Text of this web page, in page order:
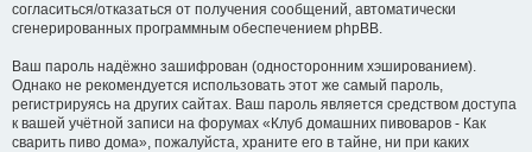
согласиться/отказаться от получения сообщений, автоматически
сгенерированных программным обеспечением phpBB.
Ваш пароль надёжно зашифрован (односторонним хэшированием).
Однако не рекомендуется использовать этот же самый пароль,
регистрируясь на других сайтах. Ваш пароль является средством доступа
к вашей учётной записи на форумах «Клуб домашних пивоваров - Как
cварить пиво дома», пожалуйста, храните его в тайне, ни при каких